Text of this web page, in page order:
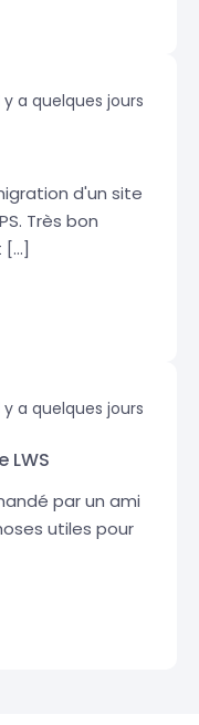
y a quelques jours
d'un site
Très bon
y a quelques jours
LWS
par un ami
utiles pour